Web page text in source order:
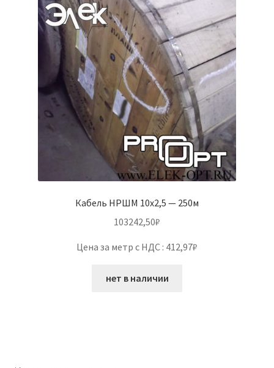
Кабель НРШМ 10х2,5 — 250м
103242,50₽
Цена за метр с НДС : 412,97₽
нет в наличии